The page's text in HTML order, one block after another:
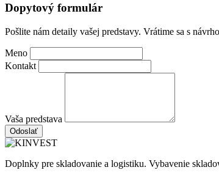
Dopytový formulár
Pošlite nám detaily vašej predstavy. Vrátime sa s
Meno
Kontakt
Vaša predstava
Odoslať
Doplnky pre skladovanie a logistiku. Vybavenie